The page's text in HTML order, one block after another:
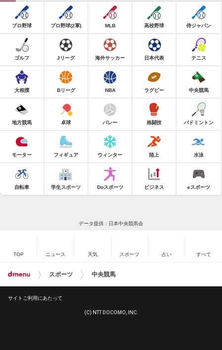
プロ野球 プロ野球(2軍) MLB 高校野球 侍ジャパン
ゴルフ Jリーグ 海外サッカー 日本代表 テニス
大相撲 Bリーグ NBA ラグビー 中央競馬
地方競馬 卓球 バレー 格闘技 バドミントン
モーター フィギュア ウィンター 陸上 水泳
自転車 学生スポーツ Doスポーツ ビジネス eスポーツ
データ提供：日本中央競馬会
TOP ニュース 天気 スポーツ 占い すべて
スポーツ 中央競馬
サイトご利用にあたって
(C) NTT DOCOMO, INC.